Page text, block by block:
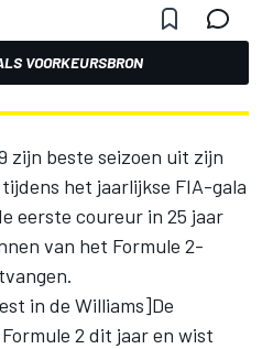
VOORKEURSBRON
zijn beste seizoen uit zijn
het jaarlijkse FIA-gala
eerste coureur in 25 jaar
van het Formule 2-
in de Williams]De
2 dit jaar en wist